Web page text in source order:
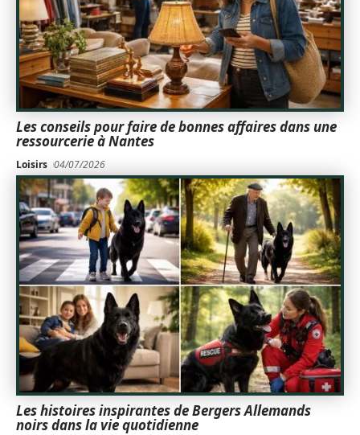
Les conseils pour faire de bonnes affaires dans une
ressourcerie à Nantes
Loisirs 04/07/2026
Les histoires inspirantes de Bergers Allemands
noirs dans la vie quotidienne